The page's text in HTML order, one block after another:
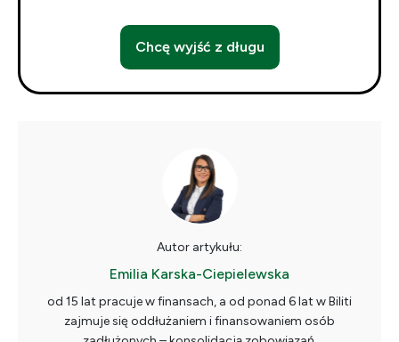
Chcę wyjść z długu
Autor artykułu:
Emilia Karska-Ciepielewska
od 15 lat pracuje w finansach, a od ponad 6 lat w Biliti
zajmuje się oddłużaniem i finansowaniem osób